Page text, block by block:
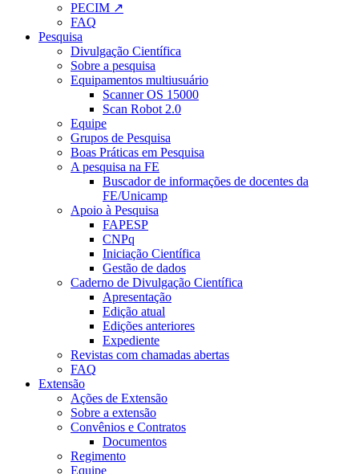
PECIM ↗
FAQ
Pesquisa
Divulgação Científica
Sobre a pesquisa
Equipamentos multiusuário
Scanner OS 15000
Scan Robot 2.0
Equipe
Grupos de Pesquisa
Boas Práticas em Pesquisa
A pesquisa na FE
Buscador de informações de docentes da
FE/Unicamp
Apoio à Pesquisa
FAPESP
CNPq
Iniciação Científica
Gestão de dados
Caderno de Divulgação Científica
Apresentação
Edição atual
Edições anteriores
Expediente
Revistas com chamadas abertas
FAQ
Extensão
Ações de Extensão
Sobre a extensão
Convênios e Contratos
Documentos
Regimento
Equipe